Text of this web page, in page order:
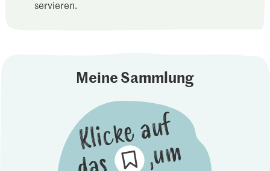
servieren.
Meine Sammlung